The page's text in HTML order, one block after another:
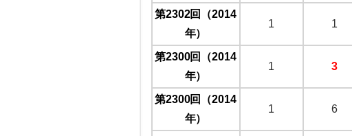
第2302回（2014
年）
1 1
第2300回（2014
年）
1 3
第2300回（2014
年）
1 6